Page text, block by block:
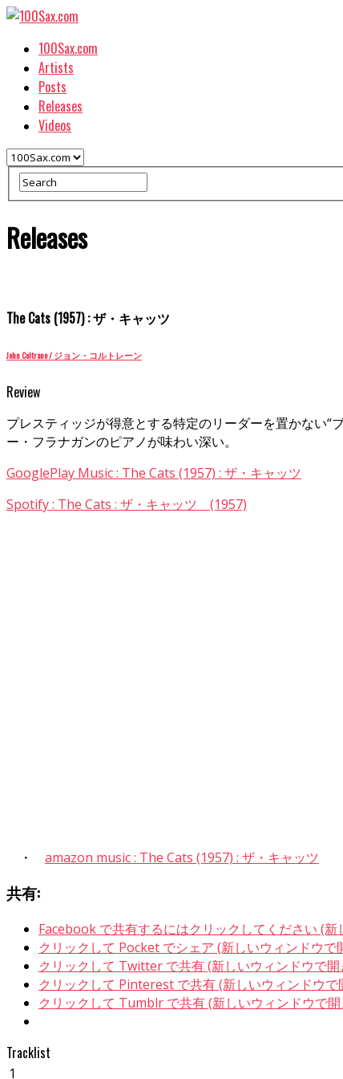
100Sax.com
Artists
Posts
Releases
Videos
Releases
The Cats (1957) : ザ・キャッツ
John Coltrane / ジョン・コルトレーン
Review
プレスティッジが得意とする特定のリーダーを置かない“
ー・フラナガンのピアノが味わい深い。
GooglePlay Music : The Cats (1957) : ザ・キャッツ
Spotify : The Cats : ザ・キャッツ (1957)
・ amazon music : The Cats (1957) : ザ・キャッツ
共有:
Facebook で共有するにはクリックしてください (
クリックして Pocket でシェア (新しいウィンドウで
クリックして Twitter で共有 (新しいウィンドウで開
クリックして Pinterest で共有 (新しいウィンドウで
クリックして Tumblr で共有 (新しいウィンドウで
Tracklist
1